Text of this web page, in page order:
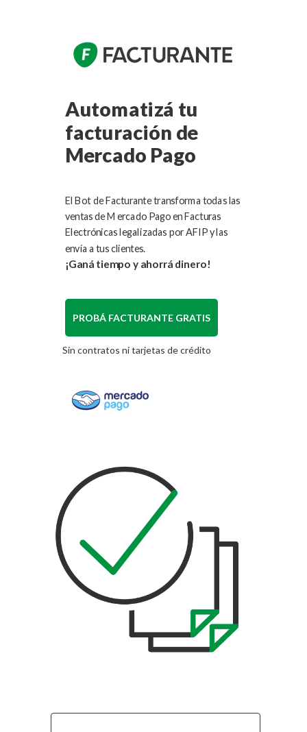
Automatizá tu
facturación de
Mercado Pago
El Bot de Facturante transforma todas las
ventas de Mercado Pagoen Facturas
Electrónicas legalizadas por AFIP y las
envíaa tus clientes.
¡Ganá tiempo y ahorrá dinero!
PROBÁ FACTURANTE GRATIS
Sin contratos ni tarjetas de crédito